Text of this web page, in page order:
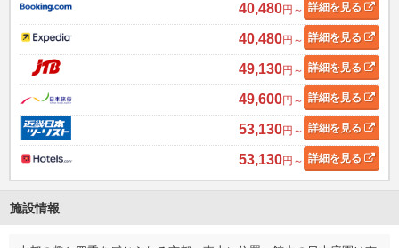
40,480円～ 詳細を見る
40,480円～ 詳細を見る
49,130円～ 詳細を見る
49,600円～ 詳細を見る
53,130円～ 詳細を見る
53,130円～ 詳細を見る
施設情報